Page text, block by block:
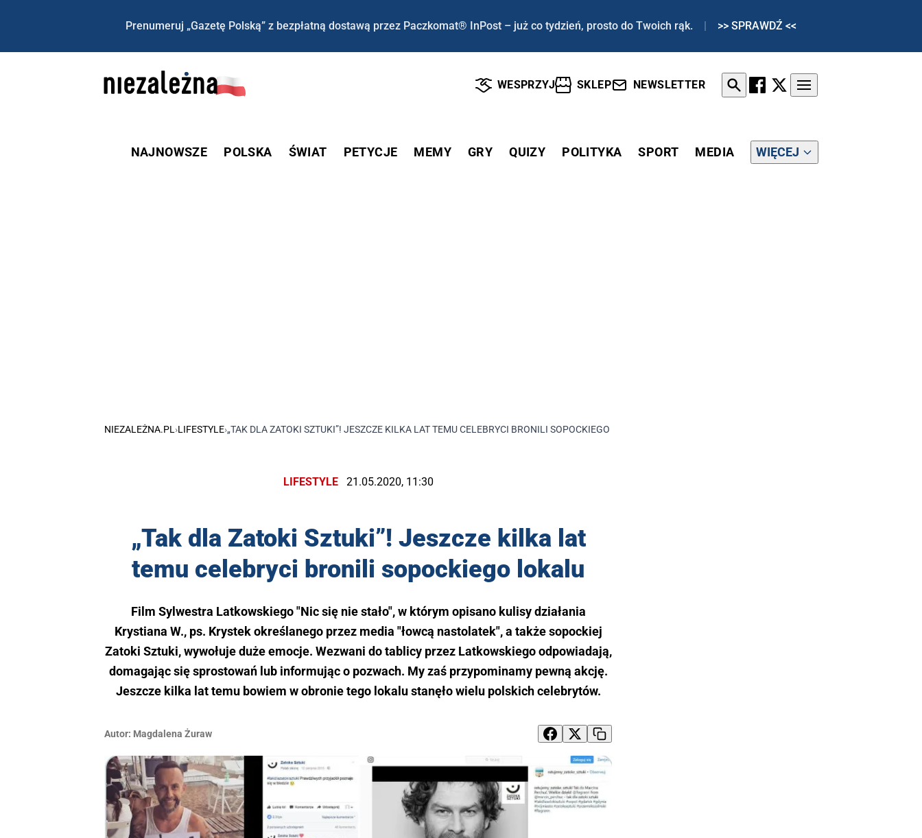
Prenumeruj „Gazetę Polską” z bezpłatną dostawą przez Paczkomat® InPost – już co tydzień, prosto do Twoich rąk. | >> SPRAWDŹ <<
WESPRZYJ SKLEP NEWSLETTER
NAJNOWSZE POLSKA ŚWIAT PETYCJE MEMY GRY QUIZY POLITYKA SPORT MEDIA WIĘCEJ
NIEZALEŻNA.PL ›LIFESTYLE›„TAK DLA ZATOKI SZTUKI”! JESZCZE KILKA LAT TEMU CELEBRYCI BRONILI SOPOCKIEGO LOKALU
LIFESTYLE 21.05.2020, 11:30
„Tak dla Zatoki Sztuki”! Jeszcze kilka lat
temu celebryci bronili sopockiego lokalu
Film Sylwestra Latkowskiego "Nic się nie stało", w którym opisano kulisy działania
Krystiana W., ps. Krystek określanego przez media "łowcą nastolatek", a także sopockiej
Zatoki Sztuki, wywołuje duże emocje. Wezwani do tablicy przez Latkowskiego odpowiadają,
domagając się sprostowań lub informując o pozwach. My zaś przypominamy pewną akcję.
Jeszcze kilka lat temu bowiem w obronie tego lokalu stanęło wielu polskich celebrytów.
Autor: Magdalena Żuraw